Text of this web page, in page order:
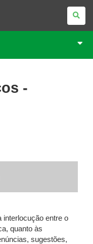
-
interlocução entre o
quanto às
sugestões,